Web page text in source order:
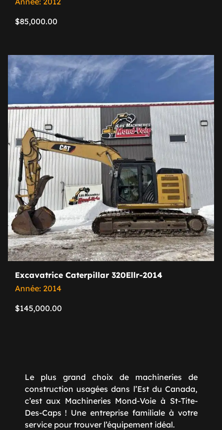
$85,000.00
Excavatrice Caterpillar 320Ellr-2014
Année: 2014
$145,000.00
Le plus grand choix de machineries de
construction usagées dans l’Est du Canada,
c’est aux Machineries Mond-Voie à St-Tite-
Des-Caps ! Une entreprise familiale à votre
service pour trouver l’équipement idéal.